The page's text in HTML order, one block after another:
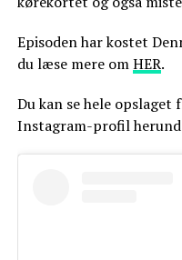
Episoden har kostet
du læse mere omHER.
Du kan se hele opslaget
Instagram-profil